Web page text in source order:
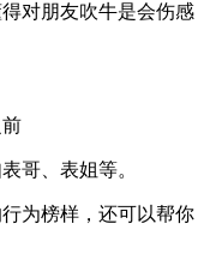
对朋友吹牛是会伤感
哥、表姐等。
为榜样，还可以帮你